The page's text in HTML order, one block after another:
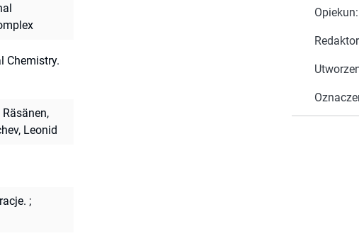
Opiekun:
Chemistry.
Räsänen,
Leonid
;